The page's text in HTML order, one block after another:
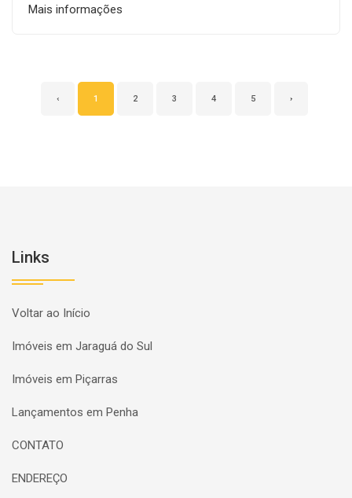
Mais informações
‹ 1 2 3 4 5 ›
Links
Voltar ao Início
Imóveis em Jaraguá do Sul
Imóveis em Piçarras
Lançamentos em Penha
CONTATO
ENDEREÇO